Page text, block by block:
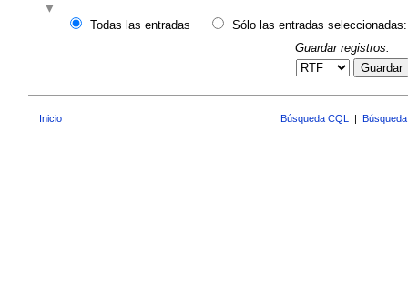
Todas las entradas
Sólo las entradas seleccionadas:
Guardar registros:
Guardar
Inicio Búsqueda CQL